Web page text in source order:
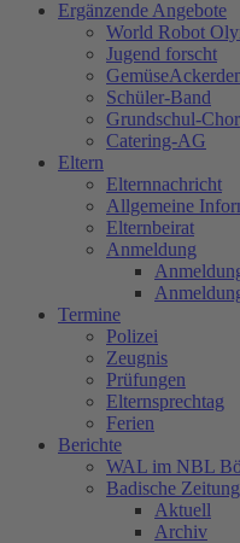
Ergänzende Angebote
World Robot
Jugend forscht
Schüler-Band
Grundschul-Chor
Catering-AG
Eltern
Elternnachricht
Allgemeine
Elternbeirat
Anmeldung
Termine
Polizei
Zeugnis
Prüfungen
Elternsprechtag
Ferien
Berichte
WAL im NBL
Badische Zeitung
Aktuell
Archiv